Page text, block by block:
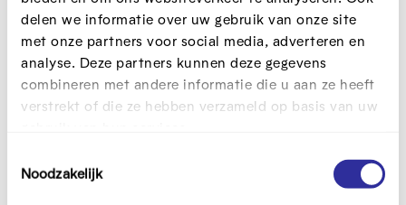
delen we informatie over uw gebruik van onze site
met onze partners voor social media, adverteren en
analyse. Deze partners kunnen deze gegevens
combineren met andere informatie die u aan ze heeft
verstrekt of die ze hebben verzameld op basis van uw
Noodzakelijk
Lees verder
Mechelen gaat aan de